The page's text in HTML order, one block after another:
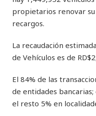
propietarios renovar
recargos.
La recaudación
de Vehículos es de
El 84% de las
de entidades
el resto 5% en